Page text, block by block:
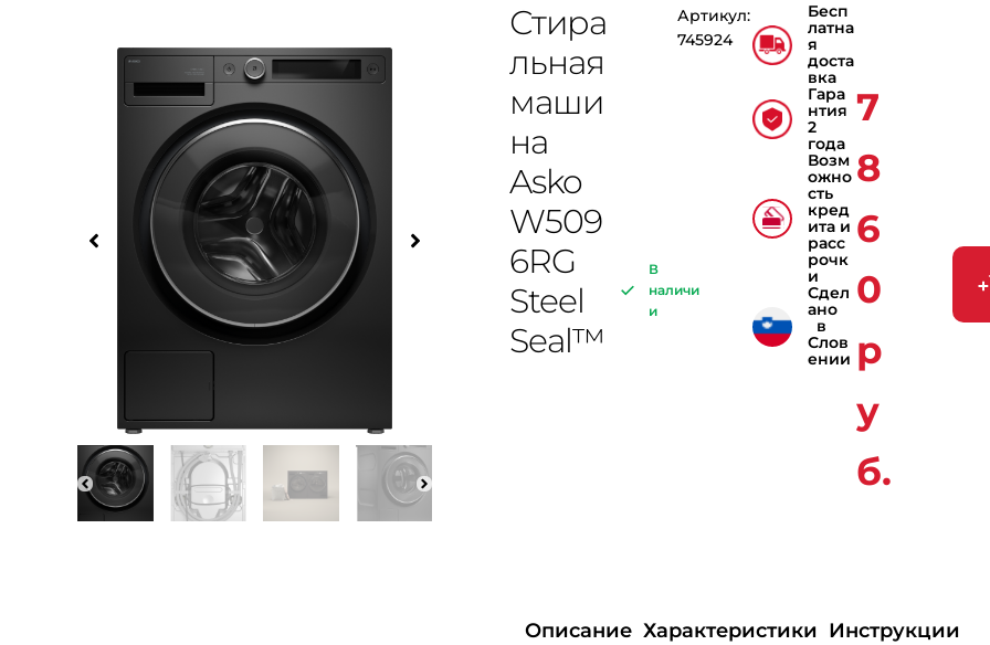
Стира
льная
маши
на
Asko
W509
6RG
Steel
Seal™
В
наличи
и
Артикул:
745924
Бесп
латна
я
доста
вка
Гара
нтия
2
года
Возм
ожно
сть
кред
ита и
расс
рочк
и
Сдел
ано
в
Слов
ении
7
8
6
0
р
у
б.
Описание Характеристики Инструкции